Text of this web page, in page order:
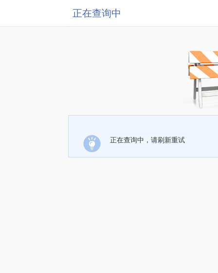
正在查询中
正在查询中，请刷新重试